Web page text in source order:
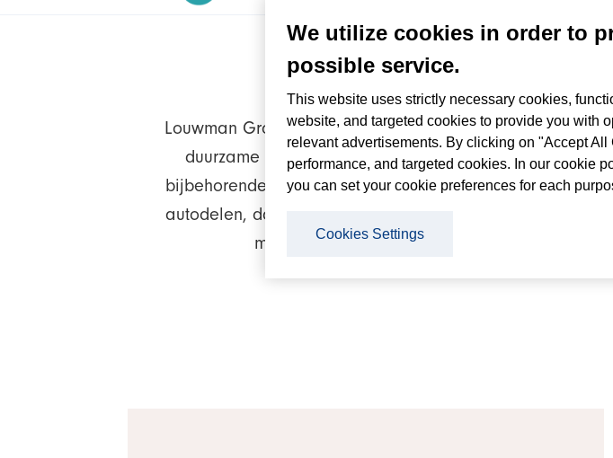
Louwman Group werkt al jarenlang samen met WeGo
duurzame mobiliteit door middel van innovatief
bijbehorende dienstverlening. Mobiliteit beweegt zich
autodelen, dat steeds populairder wordt, maar ook in
modern mobiliteitsbeleid, en steeds meer
We utilize cookies in order to
possible service.
This website uses strictly necessary cookies,
website, and targeted cookies to provide you with
relevant advertisements. By clicking on "Accept
performance, and targeted cookies. In our cookie
you can set your cookie preferences for each
Cookies Settings